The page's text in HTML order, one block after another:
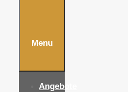
Menu
Angebote